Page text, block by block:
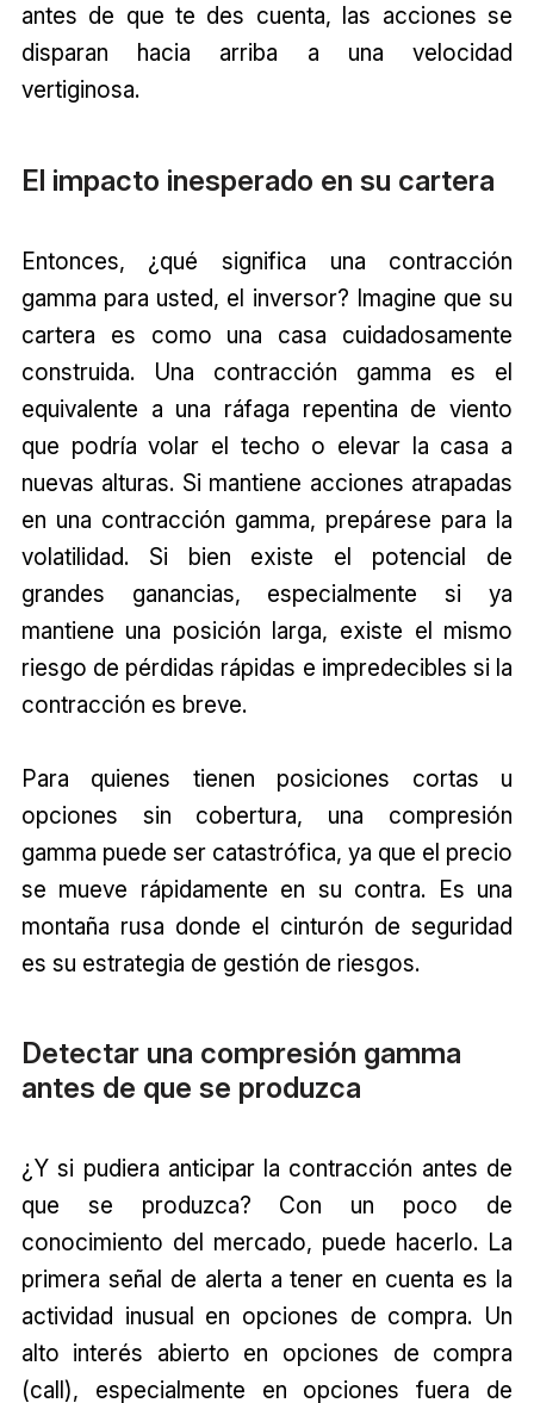
antes de que te des cuenta, las acciones se
disparan hacia arriba a una velocidad
vertiginosa.
El impacto inesperado en su cartera
Entonces, ¿qué significa una contracción
gamma para usted, el inversor? Imagine que su
cartera es como una casa cuidadosamente
construida. Una contracción gamma es el
equivalente a una ráfaga repentina de viento
que podría volar el techo o elevar la casa a
nuevas alturas. Si mantiene acciones atrapadas
en una contracción gamma, prepárese para la
volatilidad. Si bien existe el potencial de
grandes ganancias, especialmente si ya
mantiene una posición larga, existe el mismo
riesgo de pérdidas rápidas e impredecibles si la
contracción es breve.
Para quienes tienen posiciones cortas u
opciones sin cobertura, una compresión
gamma puede ser catastrófica, ya que el precio
se mueve rápidamente en su contra. Es una
montaña rusa donde el cinturón de seguridad
es su estrategia de gestión de riesgos.
Detectar una compresión gamma
antes de que se produzca
¿Y si pudiera anticipar la contracción antes de
que se produzca? Con un poco de
conocimiento del mercado, puede hacerlo. La
primera señal de alerta a tener en cuenta es la
actividad inusual en opciones de compra. Un
alto interés abierto en opciones de compra
(call), especialmente en opciones fuera de